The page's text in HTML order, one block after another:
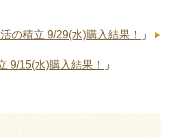
の積立 9/29(水)購入結果！ 」
9/15(水)購入結果！ 」